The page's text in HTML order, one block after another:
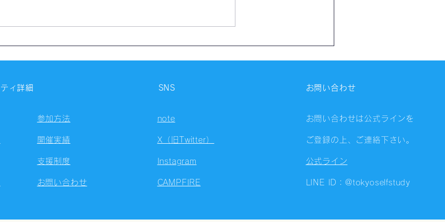
ィ詳細
参加方法
開催実績
支援制度
お問い合わせ
SNS
note
X（旧Twitter）
Instagram
CAMPFIRE
お問い合わせ
お問い合わせは公式ラインを
ご登録の上、ご連絡下さい。
公式ライン
LINE ID：@tokyoselfstudy